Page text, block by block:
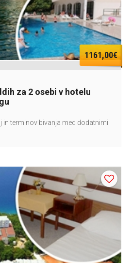
1161,00€
za 2 osebi v hotelu
in terminov bivanja med dodatnimi